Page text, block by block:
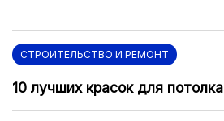
СТРОИТЕЛЬСТВО И РЕМОНТ
10 лучших красок для потолка